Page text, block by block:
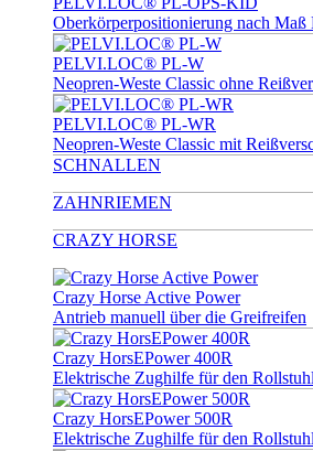
Oberkörperpositionierung nach
PELVI.LOC® PL-W
Neopren-Weste Classic ohne
PELVI.LOC® PL-WR
Neopren-Weste Classic mit
SCHNALLEN
ZAHNRIEMEN
CRAZY HORSE
Crazy Horse Active Power
Antrieb manuell über die Greifreifen
Crazy HorsEPower 400R
Elektrische Zughilfe für den Rollstuhl
Crazy HorsEPower 500R
Elektrische Zughilfe für den Rollstuhl